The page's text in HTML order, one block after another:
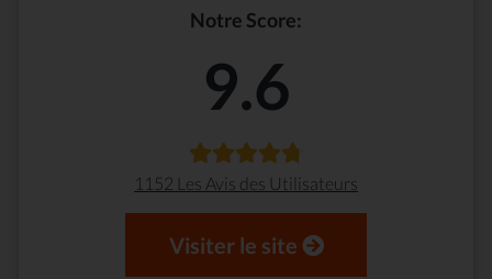
Notre Score:
9.6
1152 Les Avis des Utilisateurs
Visiter le site